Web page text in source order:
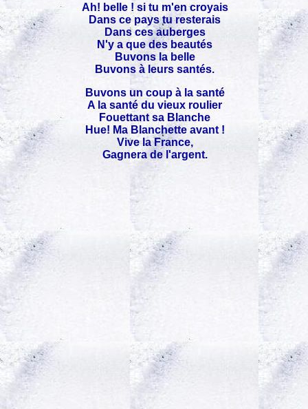
Ah! belle ! si tu m'en croyais
Dans ce pays tu resterais
Dans ces auberges
N'y a que des beautés
Buvons la belle
Buvons à leurs santés.
Buvons un coup à la santé
A la santé du vieux roulier
Fouettant sa Blanche
Hue! Ma Blanchette avant !
Vive la France,
Gagnera de l'argent.